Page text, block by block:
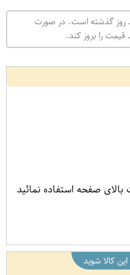
روز گذشته است. در صورت
قیمت را بروز کند.
صفحه استفاده نمائید
کالا شوید